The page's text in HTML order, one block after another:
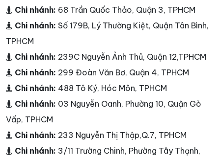
Chi nhánh: 68 Trần Quốc Thảo, Quận 3, TPHCM
Chi nhánh: Số 179B, Lý Thường Kiệt, Quận Tân Bình,
TPHCM
Chi nhánh: 239C Nguyễn Ảnh Thủ, Quận 12,TPHCM
Chi nhánh: 299 Đoàn Văn Bơ, Quận 4, TPHCM
Chi nhánh: 488 Tô Ký, Hóc Môn, TPHCM
Chi nhánh: 03 Nguyễn Oanh, Phường 10, Quận Gò
Vấp, TPHCM
Chi nhánh: 233 Nguyễn Thị Thập,Q.7, TPHCM
Chi nhánh: 3/11 Trường Chinh, Phường Tây Thạnh,